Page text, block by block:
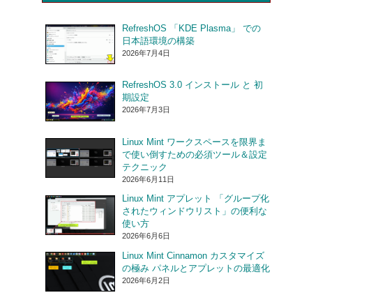
RefreshOS 「KDE Plasma」 での
日本語環境の構築
2026年7月4日
RefreshOS 3.0 インストール と 初
期設定
2026年7月3日
Linux Mint ワークスペースを限界ま
で使い倒すための必須ツール＆設定
テクニック
2026年6月11日
Linux Mint アプレット 「グループ化
されたウィンドウリスト」の便利な
使い方
2026年6月6日
Linux Mint Cinnamon カスタマイズ
の極み パネルとアプレットの最適化
2026年6月2日